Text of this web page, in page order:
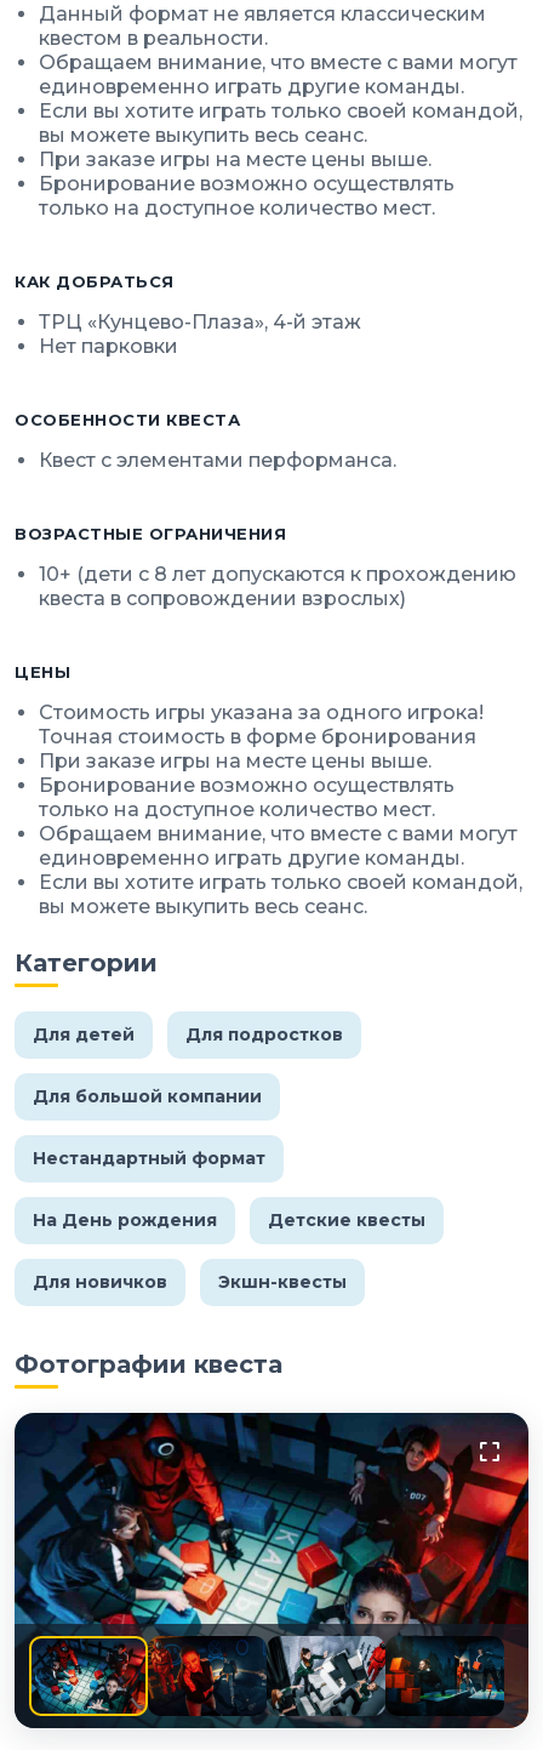
Данный формат не является классическим
квестом в реальности.
Обращаем внимание, что вместе с вами могут
единовременно играть другие команды.
Если вы хотите играть только своей командой,
вы можете выкупить весь сеанс.
При заказе игры на месте цены выше.
Бронирование возможно осуществлять
только на доступное количество мест.
КАК ДОБРАТЬСЯ
ТРЦ «Кунцево-Плаза», 4-й этаж
Нет парковки
ОСОБЕННОСТИ КВЕСТА
Квест с элементами перформанса.
ВОЗРАСТНЫЕ ОГРАНИЧЕНИЯ
10+ (дети с 8 лет допускаются к прохождению
квеста в сопровождении взрослых)
ЦЕНЫ
Стоимость игры указана за одного игрока!
Точная стоимость в форме бронирования
При заказе игры на месте цены выше.
Бронирование возможно осуществлять
только на доступное количество мест.
Обращаем внимание, что вместе с вами могут
единовременно играть другие команды.
Если вы хотите играть только своей командой,
вы можете выкупить весь сеанс.
Категории
Для детей Для подростков
Для большой компании
Нестандартный формат
На День рождения Детские квесты
Для новичков Экшн-квесты
Фотографии квеста